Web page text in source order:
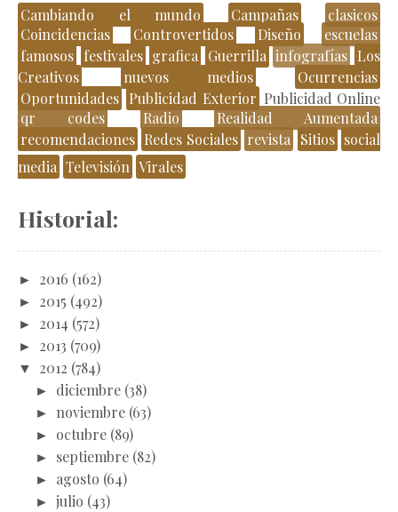
Cambiando el mundo
Campañas
clasicos
Coincidencias
Controvertidos Diseño
escuelas
famosos festivales grafica Guerrilla infografías Los
Creativos
nuevos medios
Ocurrencias
Oportunidades Publicidad Exterior Publicidad Online
qr codes
Radio
Realidad Aumentada
recomendaciones Redes Sociales revista Sitios social
media Televisión Virales
Historial:
► 2016 (162)
► 2015 (492)
► 2014 (572)
► 2013 (709)
▼ 2012 (784)
► diciembre (38)
► noviembre (63)
► octubre (89)
► septiembre (82)
► agosto (64)
► julio (43)